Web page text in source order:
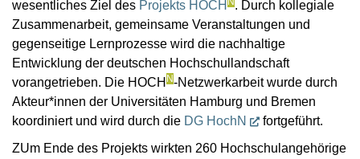
wesentliches Ziel des Projekts HOCH
. Durch kollegiale
Zusammenarbeit, gemeinsame Veranstaltungen und
gegenseitige Lernprozesse wird die nachhaltige
Entwicklung der deutschen Hochschullandschaft
vorangetrieben. Die HOCH N-Netzwerkarbeit wurde durch
Akteur*innen der Universitäten Hamburg und Bremen
koordiniert und wird durch die DG HochN
fortgeführt.
ZUm Ende des Projekts wirkten 260 Hochschulangehörige